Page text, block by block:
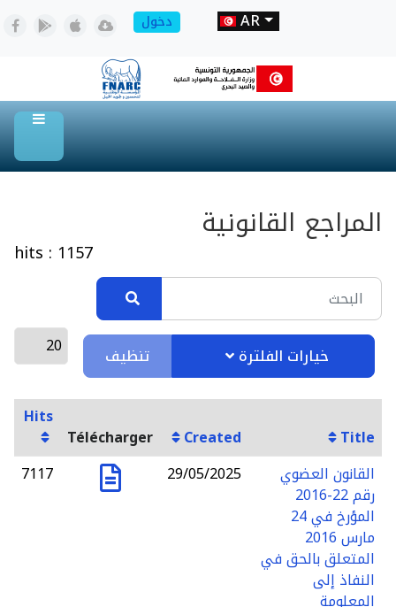
دخول AR
المراجع القانونية
hits : 1157
خيارات الفلترة تنظيف
Title
Created
Télécharger
Hits
القانون العضوي
رقم 22-2016
المؤرخ في 24
مارس 2016
المتعلق بالحق في
النفاذ إلى
29/05/2025
7117